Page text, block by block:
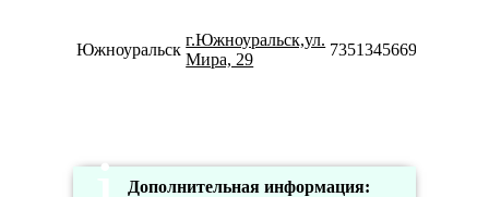
Южноуральск
г.Южноуральск,ул.
Мира, 29
73513456690
Дополнительная информация: